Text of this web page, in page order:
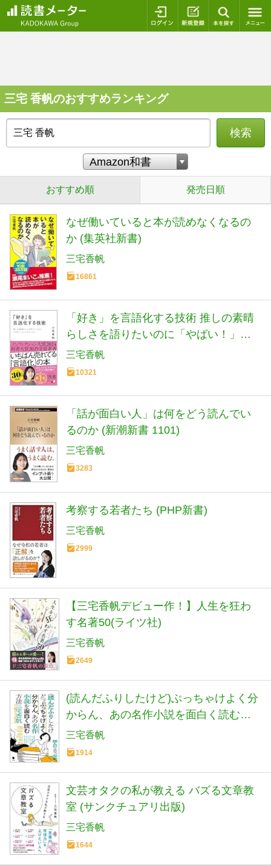
ログイン 新規登録
三宅 香帆のおすすめランキング
検索
おすすめ順 発売日順
なぜ働いていると本が読めなくなるの
か (集英社新書)
三宅香帆
16861
「好き」を言語化する技術 推しの素晴
らしさを語りたいのに「やばい！」し
かでてこない (ディスカヴァー携書)
三宅香帆
10321
「話が面白い人」は何をどう読んでい
るのか (新潮新書 1101)
三宅香帆
3283
考察する若者たち (PHP新書)
三宅香帆
2999
【三宅香帆デビュー作！】人生を狂わ
す名著50(ライツ社)
三宅香帆
2649
(読んだふりしたけど)ぶっちゃけよく分
からん、あの名作小説を面白く読む方
法
三宅香帆
1914
文芸オタクの私が教える バズる文章教
室 (サンクチュアリ出版)
三宅香帆
1644